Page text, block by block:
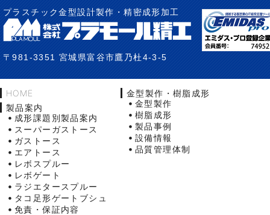
プラスチック金型設計製作・精密成形加工
〒981-3351 宮城県富谷市鷹乃杜4-3-5
HOME
製品案内
成形課題別製品案内
スーパーガストース
ガストース
エアトース
レボスプルー
レボゲート
ラジエタースプルー
タコ足形ゲートブシュ
免責・保証内容
金型製作・樹脂成形
金型製作
樹脂成形
製品事例
設備情報
品質管理体制